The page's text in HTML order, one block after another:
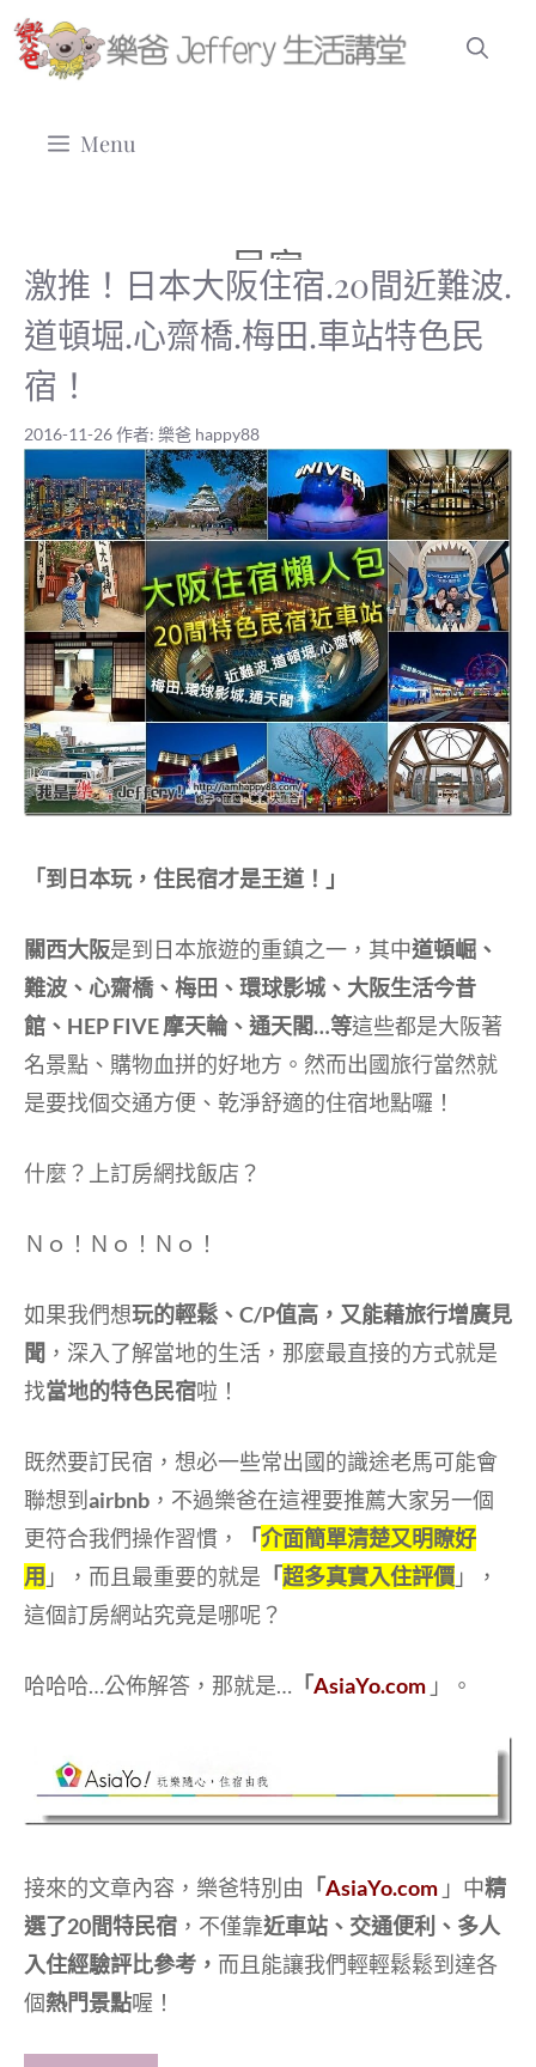
跳
至
Menu
民宿
激推！日本大阪住宿.20間近難波.
道頓堀.心齋橋.梅田.車站特色民
宿！
2016-11-26作者: 樂爸 happy88
「到日本玩，住民宿才是王道！」
關西大阪是到日本旅遊的重鎮之一，其中道頓崛、
難波、心齋橋、梅田、環球影城、大阪生活今昔
館、HEP FIVE 摩天輪、通天閣…等這些都是大阪著
名景點、購物血拼的好地方。然而出國旅行當然就
是要找個交通方便、乾淨舒適的住宿地點囉！
什麼？ 上訂房網找飯店？
Ｎｏ！Ｎｏ！Ｎｏ！
如果我們想玩的輕鬆、C/P值高，又能藉旅行增廣見
聞 ，深入了解當地的生活，那麼最直接的方式就是
找當地的特色民宿啦！
既然要訂民宿，想必一些常出國的識途老馬可能會
聯想到airbnb ，不過樂爸在這裡要推薦大家另一個
更符合我們操作習慣，
「介面簡單清楚又明瞭好
用 」，而且最重要的就是 「超多真實入住評價 」，
這個訂房網站究竟是哪呢？
哈哈哈…公佈解答，那就是… 「AsiaYo.com 」。
接來的文章內容，樂爸特別由 「AsiaYo.com 」中精
選了20間特民宿 ，不僅靠近車站、交通便利、多人
入住經驗評比參考， 而且能讓我們輕輕鬆鬆到達各
個熱門景點喔！